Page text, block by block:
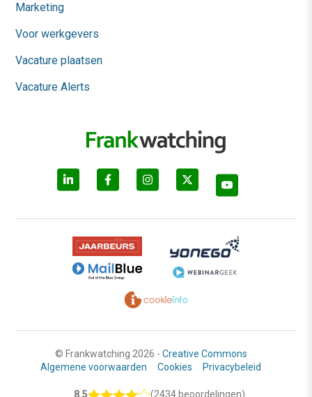
Marketing
Voor werkgevers
Vacature plaatsen
Vacature Alerts
© Frankwatching 2026 - Creative Commons
Algemene voorwaarden
Cookies Privacybeleid
8.5 (2434 beoordelingen)